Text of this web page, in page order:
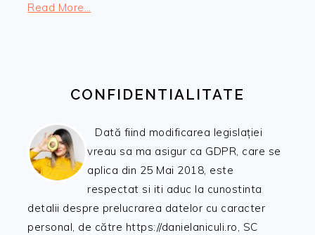
Read More…
CONFIDENTIALITATE
Dată fiind modificarea legislației
vreau sa ma asigur ca GDPR, care se
aplica din 25 Mai 2018, este
respectat si iti aduc la cunostinta
detalii despre prelucrarea datelor cu caracter
personal, de către https://danielaniculi.ro, SC